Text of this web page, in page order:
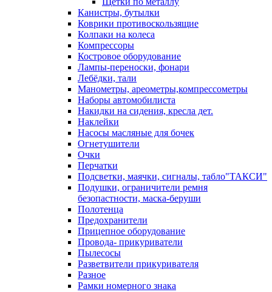
Канистры, бутылки
Коврики противоскользящие
Колпаки на колеса
Компрессоры
Костровое оборудование
Лампы-переноски, фонари
Лебёдки, тали
Манометры, ареометры,компрессометры
Наборы автомобилиста
Накидки на сидения, кресла дет.
Наклейки
Насосы масляные для бочек
Огнетушители
Очки
Перчатки
Подсветки, маячки, сигналы, табло"ТАКСИ"
Подушки, ограничители ремня
безопастности, маска-беруши
Полотенца
Предохранители
Прицепное оборудование
Провода- прикуриватели
Пылесосы
Разветвители прикуривателя
Разное
Рамки номерного знака